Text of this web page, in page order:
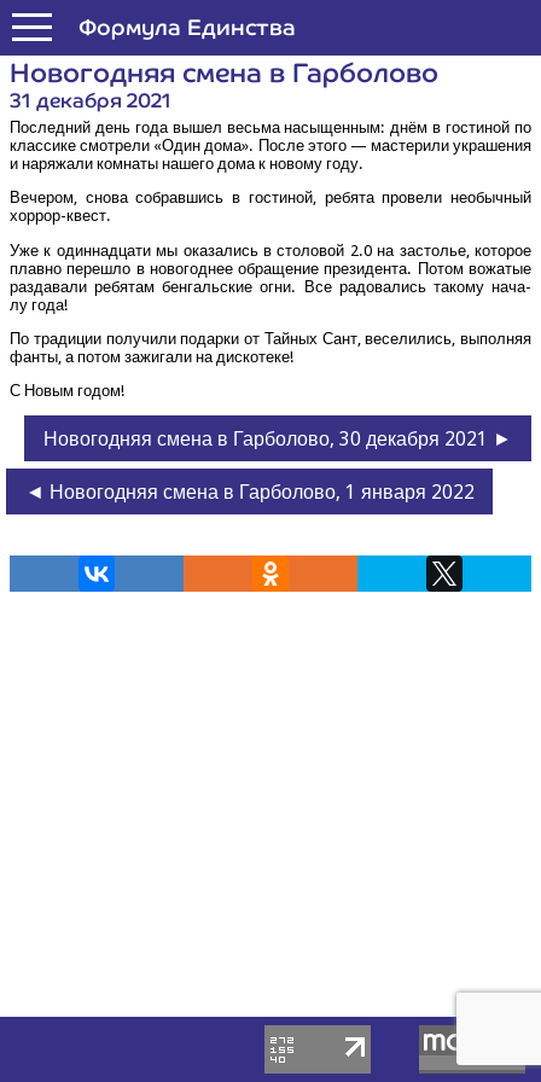
Формула Единства
Ново­год­няя сме­на в Гарболово
31 декабря 2021
Послед­ний день года вышел весь­ма насы­щен­ным: днём в гости­ной по
клас­си­ке смот­ре­ли «Один дома». После это­го — масте­ри­ли укра­ше­ния
и наря­жа­ли ком­на­ты наше­го дома к ново­му году.
Вече­ром, сно­ва собрав­шись в гости­ной, ребя­та про­ве­ли необыч­ный
хоррор-квест.
Уже к один­на­дца­ти мы ока­за­лись в сто­ло­вой 2.0 на засто­лье, кото­рое
плав­но пере­шло в ново­год­нее обра­ще­ние пре­зи­ден­та. Потом вожа­тые
раз­да­ва­ли ребя­там бен­галь­ские огни. Все радо­ва­лись тако­му нача­
лу года!
По тра­ди­ции полу­чи­ли подар­ки от Тай­ных Сант, весе­ли­лись, выпол­няя
фан­ты, а потом зажи­га­ли на дискотеке!
С Новым годом!
Новогодняя смена в Гарболово, 30 декабря 2021 ►
◄ Новогодняя смена в Гарболово, 1 января 2022